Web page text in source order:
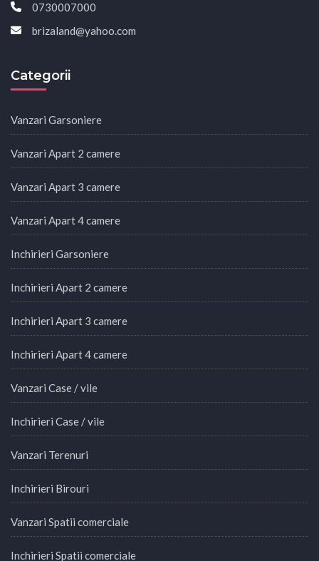
0730007000
brizaland@yahoo.com
Categorii
Vanzari Garsoniere
Vanzari Apart 2 camere
Vanzari Apart 3 camere
Vanzari Apart 4 camere
Inchirieri Garsoniere
Inchirieri Apart 2 camere
Inchirieri Apart 3 camere
Inchirieri Apart 4 camere
Vanzari Case / vile
Inchirieri Case / vile
Vanzari Terenuri
Inchirieri Birouri
Vanzari Spatii comerciale
Inchirieri Spatii comerciale